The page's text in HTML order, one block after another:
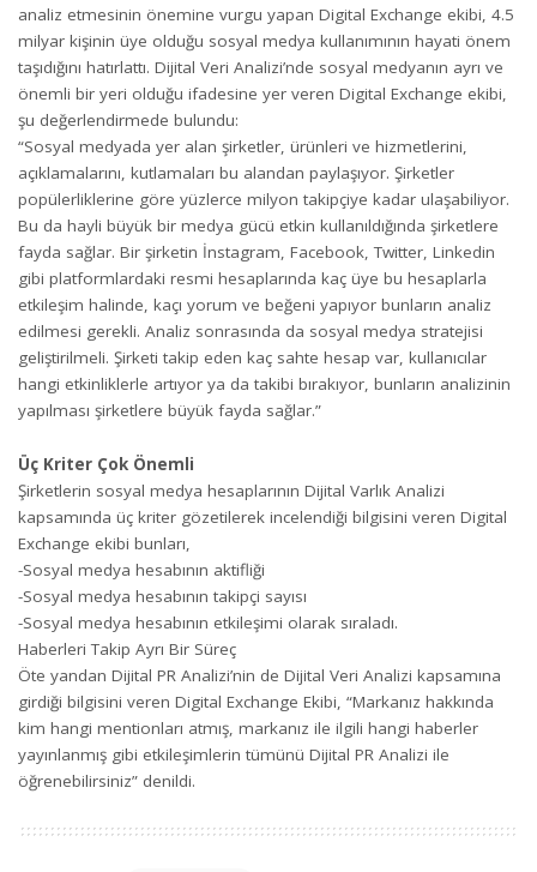
analiz etmesinin önemine vurgu yapan Digital Exchange ekibi, 4.5
milyar kişinin üye olduğu sosyal medya kullanımının hayati önem
taşıdığını hatırlattı. Dijital Veri Analizi’nde sosyal medyanın ayrı ve
önemli bir yeri olduğu ifadesine yer veren Digital Exchange ekibi,
şu değerlendirmede bulundu:
“Sosyal medyada yer alan şirketler, ürünleri ve hizmetlerini,
açıklamalarını, kutlamaları bu alandan paylaşıyor. Şirketler
popülerliklerine göre yüzlerce milyon takipçiye kadar ulaşabiliyor.
Bu da hayli büyük bir medya gücü etkin kullanıldığında şirketlere
fayda sağlar. Bir şirketin İnstagram, Facebook, Twitter, Linkedin
gibi platformlardaki resmi hesaplarında kaç üye bu hesaplarla
etkileşim halinde, kaçı yorum ve beğeni yapıyor bunların analiz
edilmesi gerekli. Analiz sonrasında da sosyal medya stratejisi
geliştirilmeli. Şirketi takip eden kaç sahte hesap var, kullanıcılar
hangi etkinliklerle artıyor ya da takibi bırakıyor, bunların analizinin
yapılması şirketlere büyük fayda sağlar.”
Üç Kriter Çok Önemli
Şirketlerin sosyal medya hesaplarının Dijital Varlık Analizi
kapsamında üç kriter gözetilerek incelendiği bilgisini veren Digital
Exchange ekibi bunları,
-Sosyal medya hesabının aktifliği
-Sosyal medya hesabının takipçi sayısı
-Sosyal medya hesabının etkileşimi olarak sıraladı.
Haberleri Takip Ayrı Bir Süreç
Öte yandan Dijital PR Analizi’nin de Dijital Veri Analizi kapsamına
girdiği bilgisini veren Digital Exchange Ekibi, “Markanız hakkında
kim hangi mentionları atmış, markanız ile ilgili hangi haberler
yayınlanmış gibi etkileşimlerin tümünü Dijital PR Analizi ile
öğrenebilirsiniz” denildi.